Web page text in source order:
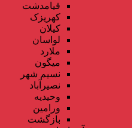
قیامدشت
کهریزک
کیلان
لواسان
ملارد
میگون
نسیم شهر
نصیرآباد
وحیدیه
ورامین
بازگشت